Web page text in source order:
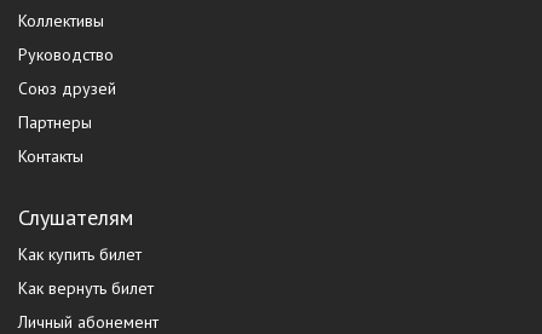
Коллективы
Руководство
Союз друзей
Партнеры
Контакты
Слушателям
Как купить билет
Как вернуть билет
Личный абонемент